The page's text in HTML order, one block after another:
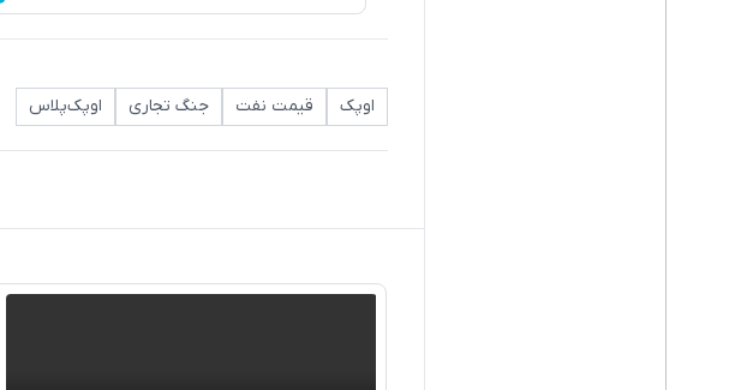
اوپک قیمت نفت جنگ تجاری اوپک‌پلاس